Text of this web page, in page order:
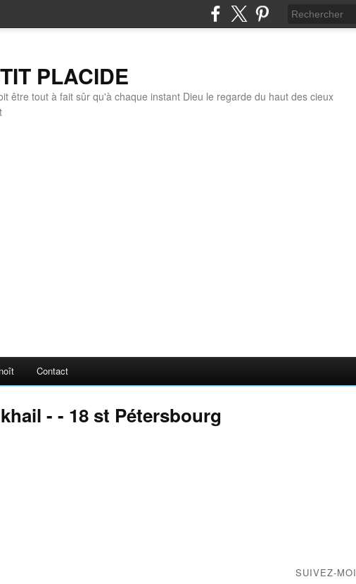
PLACIDE
être tout à fait sûr qu'à chaque instant Dieu le regarde du haut des cieux
Contact
- - 18 st Pétersbourg
SUIVEZ-MOI